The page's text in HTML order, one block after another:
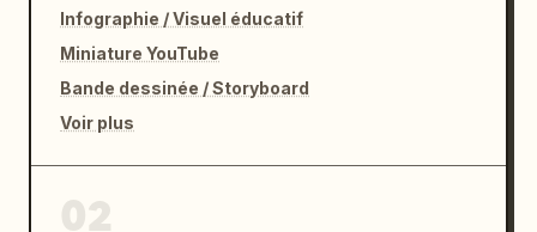
Infographie / Visuel éducatif
Miniature YouTube
Bande dessinée / Storyboard
Voir plus